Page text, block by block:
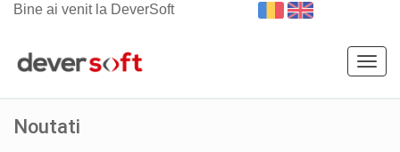
Bine ai venit la DeverSoft
Noutati